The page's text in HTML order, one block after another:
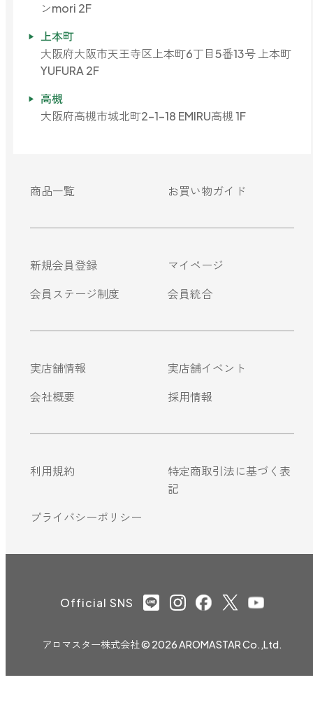
ンmori 2F
上本町
大阪府大阪市天王寺区上本町6丁目5番13号 上本町
YUFURA 2F
高槻
大阪府高槻市城北町2-1-18 EMIRU高槻 1F
商品一覧 お買い物ガイド
新規会員登録
マイページ
会員ステージ制度
会員統合
実店舗情報
実店舗イベント
会社概要
採用情報
利用規約
特定商取引法に基づく表
記
プライバシーポリシー
Official SNS
アロマスター株式会社© 2026 AROMASTAR Co.,Ltd.